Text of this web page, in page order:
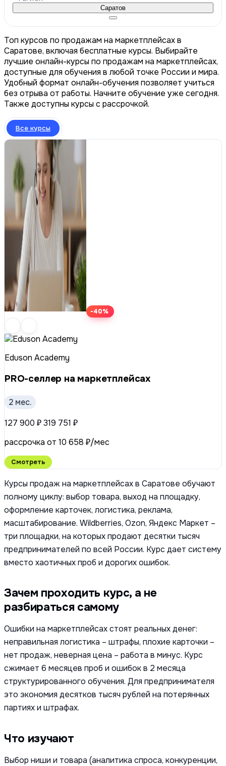
Саратов
Топ курсов по продажам на маркетплейсах в
Саратове, включая бесплатные курсы. Выбирайте
лучшие онлайн-курсы по продажам на маркетплейсах,
доступные для обучения в любой точке России и мира.
Удобный формат онлайн-обучения позволяет учиться
без отрыва от работы. Начните обучение уже сегодня.
Также доступны курсы с рассрочкой.
Все курсы
-40%
Eduson Academy
PRO-селлер на маркетплейсах
2 мес.
127 900 ₽319 751 ₽
рассрочка от 10 658 ₽/мес
Смотреть
Курсы продаж на маркетплейсах в Саратове обучают
полному циклу: выбор товара, выход на площадку,
оформление карточек, логистика, реклама,
масштабирование. Wildberries, Ozon, Яндекс Маркет –
три площадки, на которых продают десятки тысяч
предпринимателей по всей России. Курс дает систему
вместо хаотичных проб и дорогих ошибок.
Зачем проходить курс, а не
разбираться самому
Ошибки на маркетплейсах стоят реальных денег:
неправильная логистика – штрафы, плохие карточки –
нет продаж, неверная цена – работа в минус. Курс
сжимает 6 месяцев проб и ошибок в 2 месяца
структурированного обучения. Для предпринимателя
это экономия десятков тысяч рублей на потерянных
партиях и штрафах.
Что изучают
Выбор ниши и товара (аналитика спроса, конкуренции,